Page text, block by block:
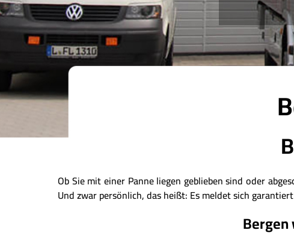
Ob Sie mit einer Panne liegen geblieben sind oder
Und zwar persönlich, das heißt: Es meldet sich